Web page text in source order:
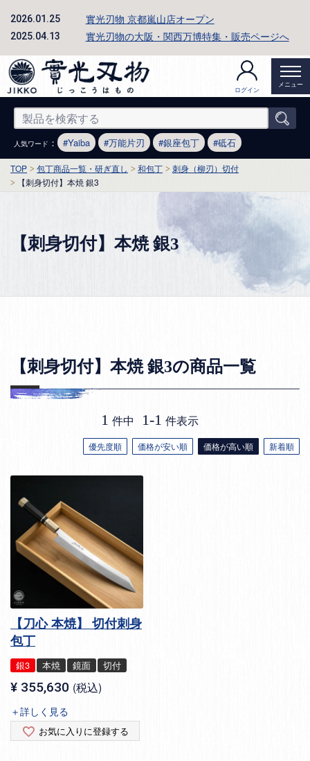
2026.01.25 實光刃物 京都嵐山店オープン
2025.04.13 實光刃物の大阪・関西万博特集・販売ページへ
ログイン
メニュー
人気ワード ： Yaiba 万能片刃 銀座包丁 砥石
TOP 包丁商品一覧・研ぎ直し 和包丁
刺身（柳刃）切付
【刺身切付】本焼 銀3
【刺身切付】本焼 銀3
【刺身切付】本焼 銀3の商品一覧
優先度順 価格が安い順 価格が高い順 新着順
1 件中 1-1 件表示
【刀心 本焼】 切付刺身
包丁
銀3 本焼 鏡面 切付
¥ 355,630 税込
＋詳しく見る
お気に入りに登録する